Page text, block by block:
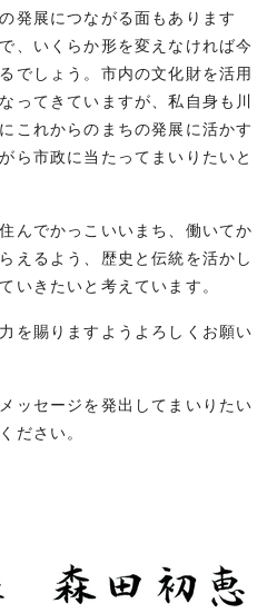
発展につながる面もあります
、いくらか形を変えなければ今
でしょう。市内の文化財を活用
ってきていますが、私自身も川
これからのまちの発展に活かす
ら市政に当たってまいりたいと
んでかっこいいまち、働いてか
えるよう、歴史と伝統を活かし
いきたいと考えています。
を賜りますようよろしくお願い
ッセージを発出してまいりたい
ださい。